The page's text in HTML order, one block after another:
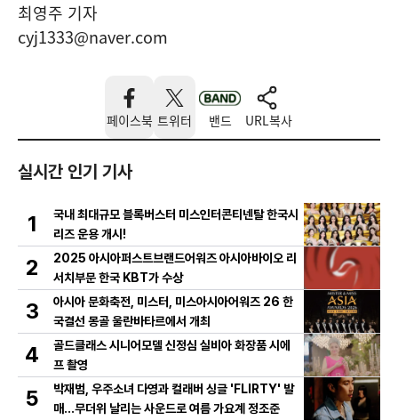
최영주 기자
cyj1333@naver.com
페이스북 트위터 밴드 URL복사
실시간 인기 기사
1
국내 최대규모 블록버스터 미스인터콘티넨탈 한국시
리즈 운용 개시!
2
2025 아시아퍼스트브랜드어워즈 아시아바이오 리
서치부문 한국 KBT가 수상
3
아시아 문화축전, 미스터, 미스아시아어워즈 26 한
국결선 몽골 울란바타르에서 개최
4
골드클래스 시니어모델 신정심 실비아 화장품 시에
프 촬영
5
박재범, 우주소녀 다영과 컬래버 싱글 'FLIRTY' 발
매…무더위 날리는 사운드로 여름 가요계 정조준